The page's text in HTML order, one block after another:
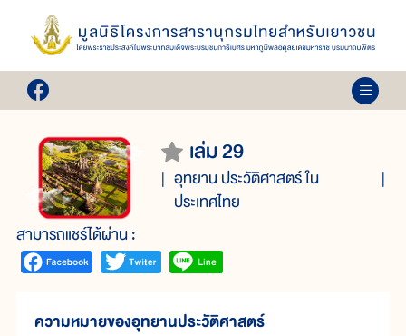
เล่ม 29
อุทยาน ประวัติศาสตร์ ใน
ประเทศไทย
สามารถแชร์ได้ผ่าน :
ความหมายของอุทยานประวัติศาสตร์